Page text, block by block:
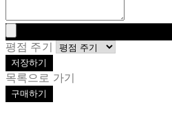
평점 주기
저장하기
목록으로 가기
구매하기